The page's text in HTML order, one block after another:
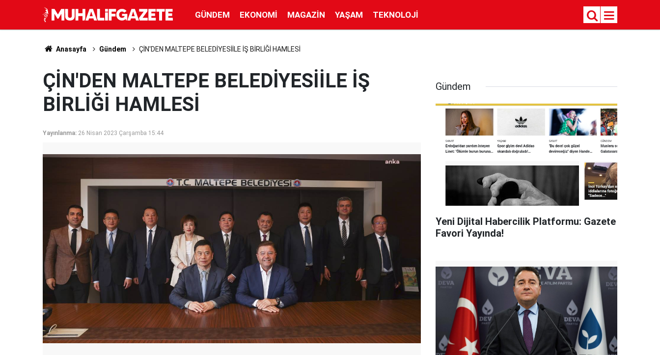
GÜNDEM EKONOMI MAGAZIN YAŞAM TEKNOLOJI
Anasayfa Gündem ÇİN'DEN MALTEPE BELEDİYESİİLE İŞ BİRLİĞİ HAMLESİ
ÇİN'DEN MALTEPE BELEDİYESİİLE İŞ
BİRLİĞİ HAMLESİ
Yayınlanma: 26 Nisan 2023 Çarşamba 15:44
Gündem
Yeni Dijital Habercilik Platformu: Gazete
Favori Yayında!